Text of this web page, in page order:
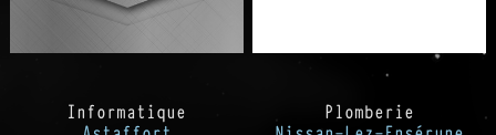
Informatique Plomberie